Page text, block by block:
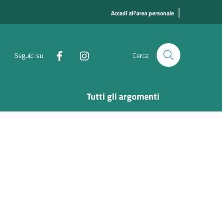
Accedi all'area personale |
Seguici su Cerca
Tutti gli argomenti